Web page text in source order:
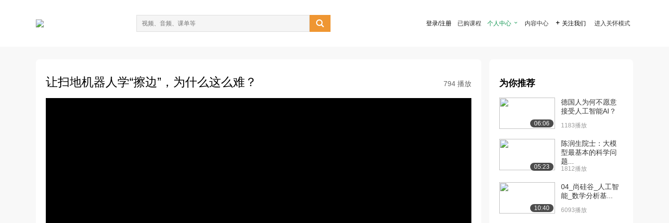
 登录/注册 已购课程 个人中心  内容中心  关注我们 进入关怀模式
让扫地机器人学“擦边”，为什么这么难？ 794 播放 为你推荐
06:06
德国人为何不愿意
接受人工智能AI？
1183播放
05:23
陈润生院士：大模
型最基本的科学问
题...
1812播放
10:40
04_尚硅谷_人工智
能_数学分析基...
6093播放